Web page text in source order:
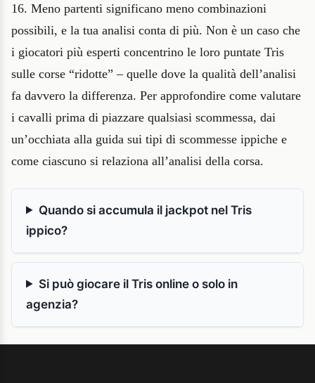
16. Meno partenti significano meno combinazioni
possibili, e la tua analisi conta di più. Non è un caso che
i giocatori più esperti concentrino le loro puntate Tris
sulle corse “ridotte” – quelle dove la qualità dell’analisi
fa davvero la differenza. Per approfondire come valutare
i cavalli prima di piazzare qualsiasi scommessa, dai
un’occhiata alla guida sui tipi di scommesse ippiche e
come ciascuno si relaziona all’analisi della corsa.
Quando si accumula il jackpot nel Tris
ippico?
Si può giocare il Tris online o solo in
agenzia?